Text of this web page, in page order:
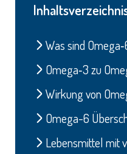
Was sind
Omega‑3 zu
Wirkung von
Omega-6
Lebensmittel mit